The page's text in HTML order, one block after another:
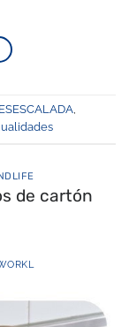
,
de cartón